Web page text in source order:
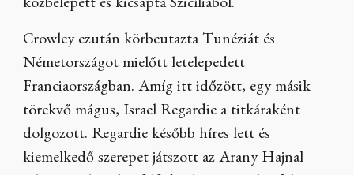
közbelépett és kicsapta Szicíliából.
Crowley ezután körbeutazta Tunéziát és
Németországot mielőtt letelepedett
Franciaországban. Amíg itt időzött, egy másik
törekvő mágus, Israel Regardie a titkáraként
dolgozott. Regardie később híres lett és
kiemelkedő szerepet játszott az Arany Hajnal